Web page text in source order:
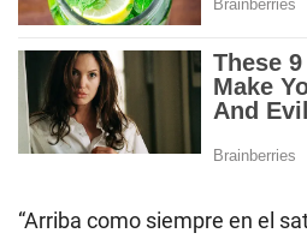
“Arriba como siempre en el